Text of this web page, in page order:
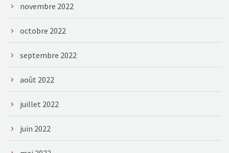
novembre 2022
octobre 2022
septembre 2022
août 2022
juillet 2022
juin 2022